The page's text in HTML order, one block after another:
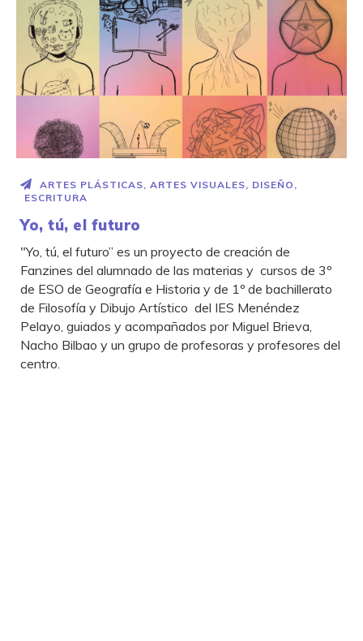
ARTES PLÁSTICAS ARTES VISUALES DISEÑO
ESCRITURA
Yo, tú, el futuro
"Yo, tú, el futuro” es un proyecto de creación de
Fanzines del alumnado de las materias y cursos de 3º
de ESO de Geografía e Historia y de 1º de bachillerato
de Filosofía y Dibujo Artístico del IES Menéndez
Pelayo, guiados y acompañados por Miguel Brieva,
Nacho Bilbao y un grupo de profesoras y profesores del
centro.